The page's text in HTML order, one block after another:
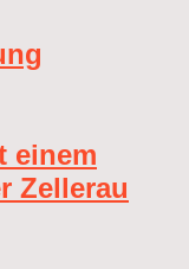
einem
Zellerau